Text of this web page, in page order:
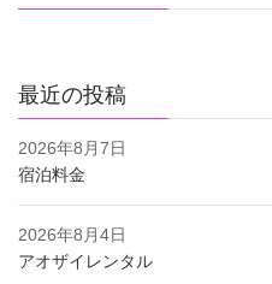
最近の投稿
2026年8月7日
宿泊料金
2026年8月4日
アオザイレンタル